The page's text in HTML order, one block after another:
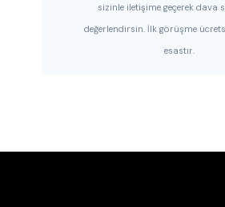
sizinle iletişime geçerek dava
değerlendirsin. İlk görüşme
esastır.